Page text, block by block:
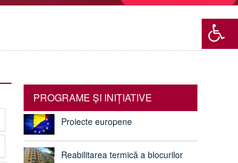
PROGRAME ŞI INIŢIATIVE
Proiecte europene
Reabilitarea termică a blocurilor